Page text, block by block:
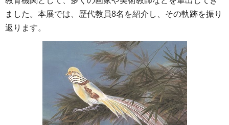
ました。本展では、歴代教員8名を紹介し、その軌跡を振り
返ります。